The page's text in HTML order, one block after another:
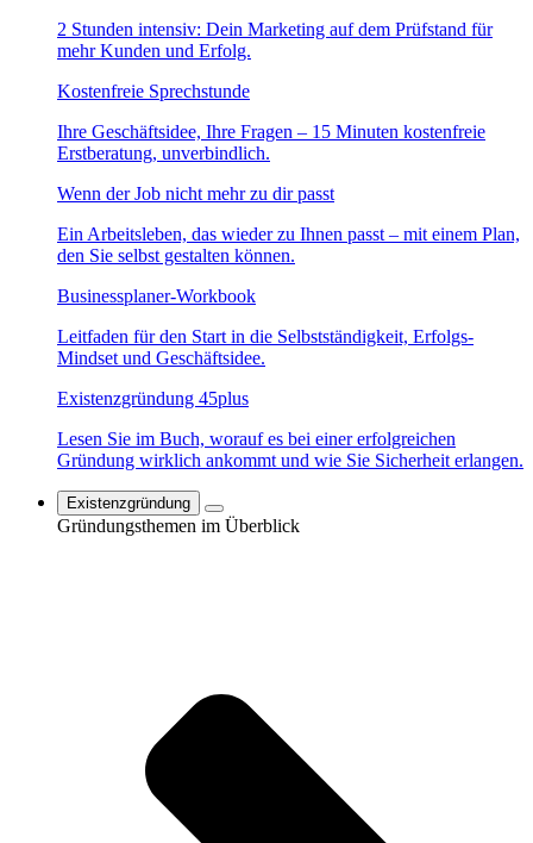
2 Stunden intensiv: Dein Marketing auf dem Prüfstand für
mehr Kunden und Erfolg.
Kostenfreie Sprechstunde
Ihre Geschäftsidee, Ihre Fragen – 15 Minuten kostenfreie
Erstberatung, unverbindlich.
Wenn der Job nicht mehr zu dir passt
Ein Arbeitsleben, das wieder zu Ihnen passt – mit einem Plan,
den Sie selbst gestalten können.
Businessplaner-Workbook
Leitfaden für den Start in die Selbstständigkeit, Erfolgs-
Mindset und Geschäftsidee.
Existenzgründung 45plus
Lesen Sie im Buch, worauf es bei einer erfolgreichen
Gründung wirklich ankommt und wie Sie Sicherheit erlangen.
Existenzgründung
Gründungsthemen im Überblick